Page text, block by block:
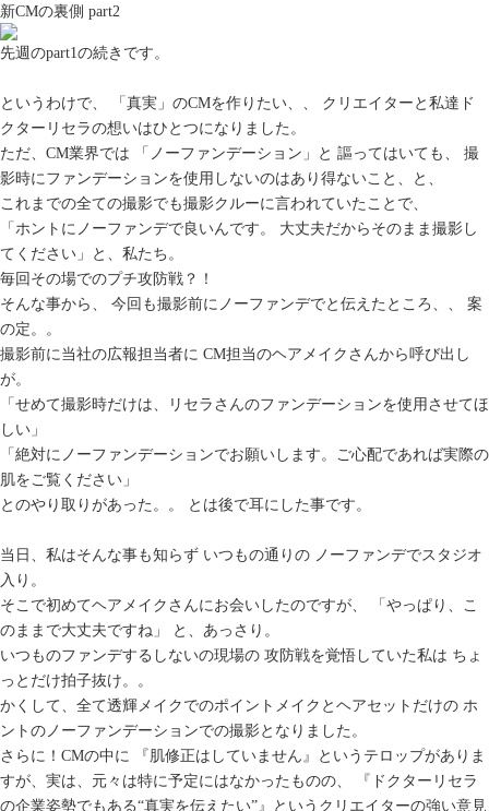
新CMの裏側 part2
先週のpart1の続きです。
というわけで、 「真実」のCMを作りたい、、 クリエイターと私達ド
クターリセラの想いはひとつになりました。
ただ、CM業界では 「ノーファンデーション」と 謳ってはいても、 撮
影時にファンデーションを使用しないのはあり得ないこと、と、
これまでの全ての撮影でも撮影クルーに言われていたことで、
「ホントにノーファンデで良いんです。 大丈夫だからそのまま撮影し
てください」と、私たち。
毎回その場でのプチ攻防戦？！
そんな事から、 今回も撮影前にノーファンデでと伝えたところ、、 案
の定。。
撮影前に当社の広報担当者に CM担当のヘアメイクさんから呼び出し
が。
「せめて撮影時だけは、リセラさんのファンデーションを使用させてほ
しい」
「絶対にノーファンデーションでお願いします。ご心配であれば実際の
肌をご覧ください」
とのやり取りがあった。。 とは後で耳にした事です。
当日、私はそんな事も知らず いつもの通りの ノーファンデでスタジオ
入り。
そこで初めてヘアメイクさんにお会いしたのですが、 「やっぱり、こ
のままで大丈夫ですね」 と、あっさり。
いつものファンデするしないの現場の 攻防戦を覚悟していた私は ちょ
っとだけ拍子抜け。。
かくして、全て透輝メイクでのポイントメイクとヘアセットだけの ホ
ントのノーファンデーションでの撮影となりました。
さらに！CMの中に 『肌修正はしていません』というテロップがありま
すが、実は、元々は特に予定にはなかったものの、 『ドクターリセラ
の企業姿勢でもある“真実を伝えたい”』というクリエイターの強い意見